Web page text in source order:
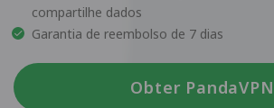
compartilhe dados
Garantia de reembolso de 7 dias
Obter PandaVPN